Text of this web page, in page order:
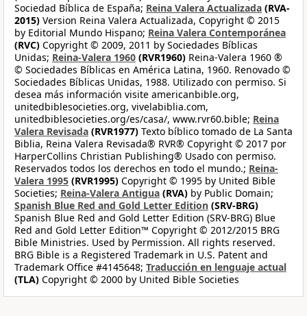
Sociedad Bíblica de España; Reina Valera Actualizada (RVA-
2015) Version Reina Valera Actualizada, Copyright © 2015
by Editorial Mundo Hispano; Reina Valera Contemporánea
(RVC) Copyright © 2009, 2011 by Sociedades Bíblicas
Unidas; Reina-Valera 1960 (RVR1960) Reina-Valera 1960 ®
© Sociedades Bíblicas en América Latina, 1960. Renovado ©
Sociedades Bíblicas Unidas, 1988. Utilizado con permiso. Si
desea más información visite americanbible.org,
unitedbiblesocieties.org, vivelabiblia.com,
unitedbiblesocieties.org/es/casa/, www.rvr60.bible; Reina
Valera Revisada (RVR1977) Texto bíblico tomado de La Santa
Biblia, Reina Valera Revisada® RVR® Copyright © 2017 por
HarperCollins Christian Publishing® Usado con permiso.
Reservados todos los derechos en todo el mundo.; Reina-
Valera 1995 (RVR1995) Copyright © 1995 by United Bible
Societies; Reina-Valera Antigua (RVA) by Public Domain;
Spanish Blue Red and Gold Letter Edition (SRV-BRG)
Spanish Blue Red and Gold Letter Edition (SRV-BRG) Blue
Red and Gold Letter Edition™ Copyright © 2012/2015 BRG
Bible Ministries. Used by Permission. All rights reserved.
BRG Bible is a Registered Trademark in U.S. Patent and
Trademark Office #4145648; Traducción en lenguaje actual
(TLA) Copyright © 2000 by United Bible Societies